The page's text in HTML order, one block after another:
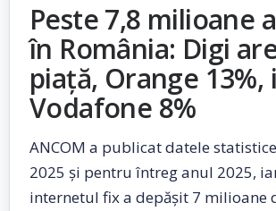
Peste 7,8 milioane
în România: Digi
piață, Orange 13%,
Vodafone 8%
ANCOM a publicat datele
2025 și pentru întreg anul 2025,
internetul fix a depășit 7 milioane